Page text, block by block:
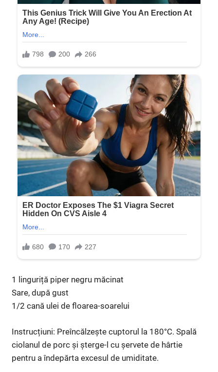
1 linguriță piper negru măcinat
Sare, după gust
1/2 cană ulei de floarea-soarelui
Instrucțiuni: Preîncălzește cuptorul la 180°C. Spală
ciolanul de porc și șterge-l cu șervete de hârtie
pentru a îndepărta excesul de umiditate.